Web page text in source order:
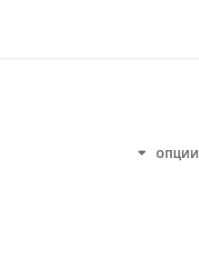
ОПЦИИ